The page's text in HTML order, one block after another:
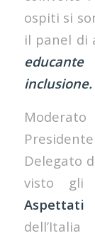
ospiti si
il panel di
inclusione.
Delegato
visto gli
Aspettati